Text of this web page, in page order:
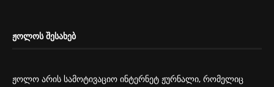
ᲟᲝᲚᲝᲡ ᲨᲔᲡᲐᲮᲔᲑ
ჟოლო არის სამოტივაციო ინტერნეტ ჟურნალი, რომელიც